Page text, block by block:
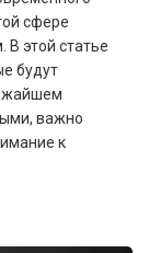
сфере
В этой статье
будут
важно
к